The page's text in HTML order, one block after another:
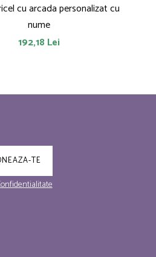
cu arcada personalizat cu
nume
192,18 Lei